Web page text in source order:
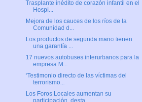
Trasplante inédito de corazón infantil en el
Hospi...
Mejora de los cauces de los ríos de la
Comunidad d...
Los productos de segunda mano tienen
una garantía ...
17 nuevos autobuses interurbanos para la
empresa M...
‘Testimonio directo de las víctimas del
terrorismo...
Los Foros Locales aumentan su